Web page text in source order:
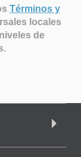
Términos y
locales
de